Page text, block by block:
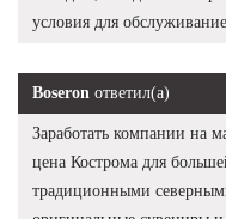
условия для
Boseron ответил(а)
Заработать компании на
цена Кострома для
традиционными